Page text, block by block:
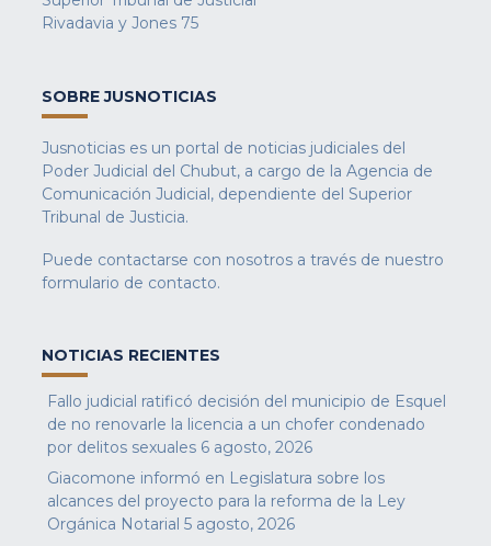
Rivadavia y Jones 75
SOBRE JUSNOTICIAS
Jusnoticias es un portal de noticias judiciales del
Poder Judicial del Chubut, a cargo de la Agencia de
Comunicación Judicial, dependiente del Superior
Tribunal de Justicia.
Puede contactarse con nosotros a través de nuestro
formulario de contacto.
NOTICIAS RECIENTES
Fallo judicial ratificó decisión del municipio de Esquel
de no renovarle la licencia a un chofer condenado
por delitos sexuales 6 agosto, 2026
Giacomone informó en Legislatura sobre los
alcances del proyecto para la reforma de la Ley
Orgánica Notarial 5 agosto, 2026